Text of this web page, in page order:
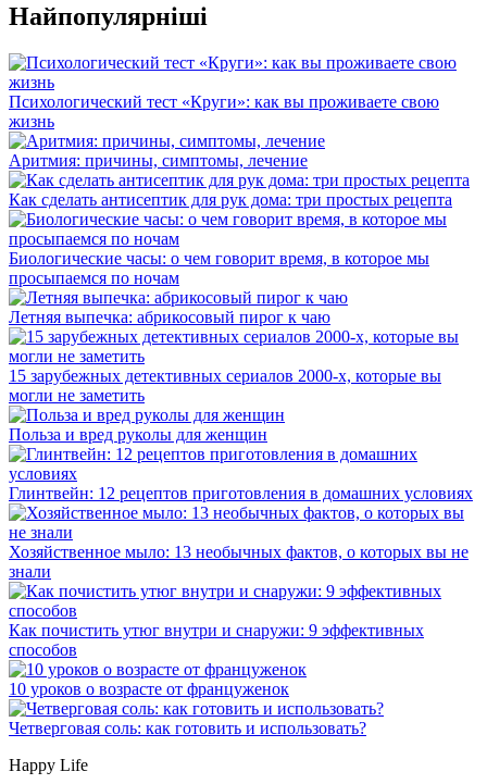
Найпопулярніші
Психологический тест «Круги»: как вы проживаете свою
жизнь
Аритмия: причины, симптомы, лечение
Как сделать антисептик для рук дома: три простых рецепта
Биологические часы: о чем говорит время, в которое мы
просыпаемся по ночам
Летняя выпечка: абрикосовый пирог к чаю
15 зарубежных детективных сериалов 2000-х, которые вы
могли не заметить
Польза и вред руколы для женщин
Глинтвейн: 12 рецептов приготовления в домашних условиях
Хозяйственное мыло: 13 необычных фактов, о которых вы не
знали
Как почистить утюг внутри и снаружи: 9 эффективных
способов
10 уроков о возрасте от француженок
Четверговая соль: как готовить и использовать?
Happy Life